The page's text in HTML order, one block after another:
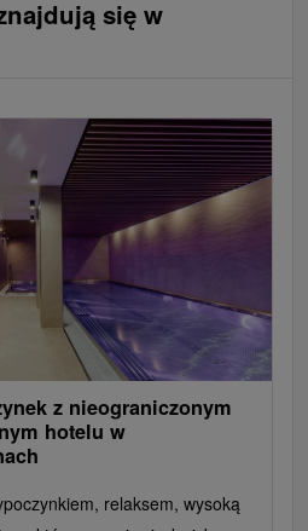
się w
z nieograniczonym
hotelu w
relaksem, wysoką